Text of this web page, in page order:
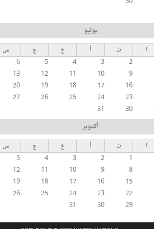
يوليو
ا ث أ خ ج
س
2
3
4
5
6
9
10
11
12
13
16
17
18
19
20
23
24
25
26
27
30
31
أكتوبر
ا ث أ خ ج
س
1
2
3
4
5
8
9
10
11
12
15
16
17
18
19
22
23
24
25
26
29
30
31